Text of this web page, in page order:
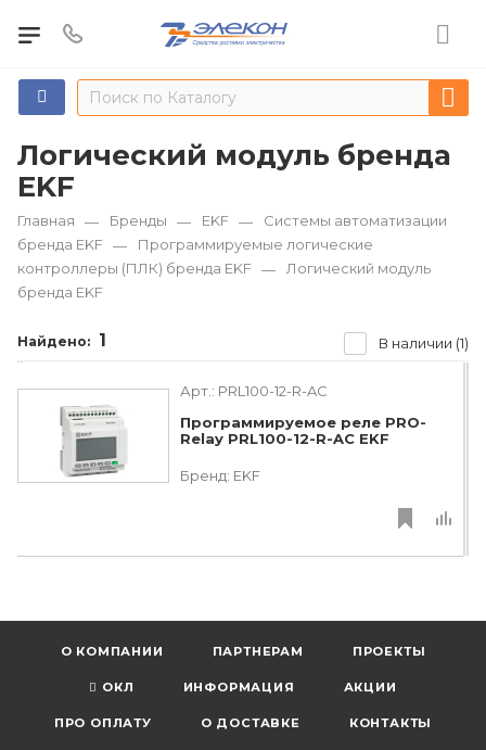
Логический модуль бренда
EKF
Главная — Бренды — EKF —
Системы автоматизации
бренда EKF —
Программируемые логические
контроллеры (ПЛК) бренда EKF —
Логический модуль
бренда EKF
Найдено: 1 В наличии (1)
Арт.: PRL100-12-R-AC
Программируемое реле PRO-
Relay PRL100-12-R-AC EKF
Бренд: EKF
О КОМПАНИИ ПАРТНЕРАМ ПРОЕКТЫ
ОКЛ ИНФОРМАЦИЯ АКЦИИ
ПРО ОПЛАТУ О ДОСТАВКЕ КОНТАКТЫ